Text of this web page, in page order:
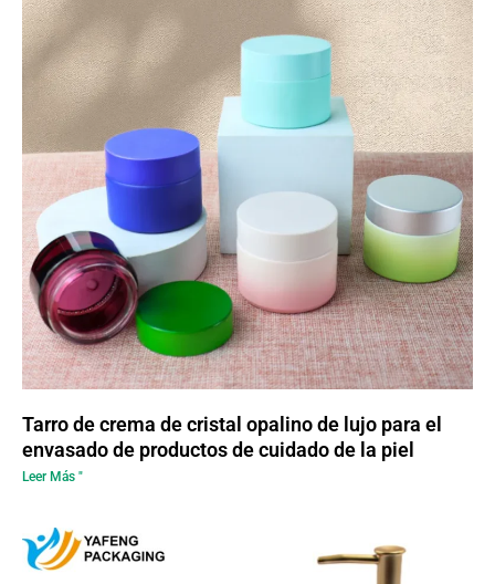
Tarro de crema de cristal opalino de lujo para el
envasado de productos de cuidado de la piel
Leer Más "